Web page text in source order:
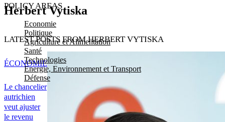
POLICY AREAS
Economie
Politique
Agriculture et Alimentation
Santé
Technologies
Energie, Environnement et Transport
Défense
Herbert Vytiska
LATEST POSTS FROM HERBERT VYTISKA
Le chancelier
autrichien
veut ajuster
le revenu
ÉCONOMIE